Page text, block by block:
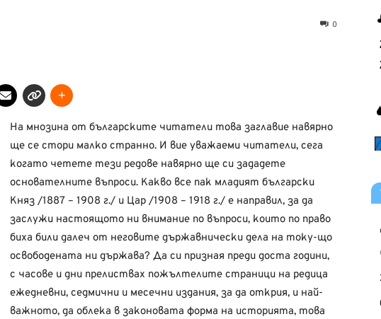
0
На мнозина от българските читатели това заглавие навярно
ще се стори малко странно. И вие уважаеми читатели, сега
когато четете тези редове навярно ще си зададете
основателните въпроси. Какво все пак младият български
Княз /1887 – 1908 г./ и Цар /1908 – 1918 г./ е направил, за да
заслужи настоящото ни внимание по въпроси, които по право
биха били далеч от неговите държавнически дела на току-що
освободената ни държава? Да си призная преди доста години,
с часове и дни прелиствах пожълтелите страници на редица
ежедневни, седмични и месечни издания, за да открия, и най-
важното, да облека в законовата форма на историята, това